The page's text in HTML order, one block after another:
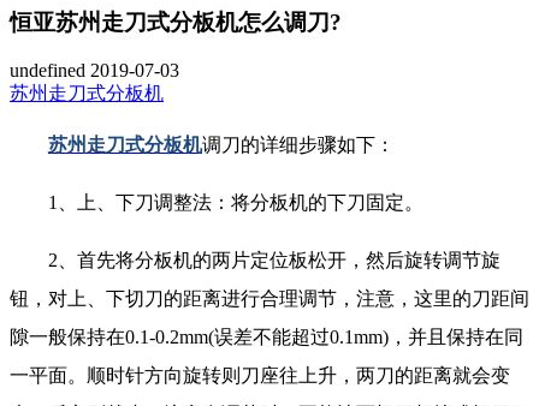
恒亚苏州走刀式分板机怎么调刀?
undefined 2019-07-03
苏州走刀式分板机
苏州走刀式分板机调刀的详细步骤如下：
1、上、下刀调整法：将分板机的下刀固定。
2、首先将分板机的两片定位板松开，然后旋转调节旋
钮，对上、下切刀的距离进行合理调节，注意，这里的刀距间
隙一般保持在0.1-0.2mm(误差不能超过0.1mm)，并且保持在同
一平面。顺时针方向旋转则刀座往上升，两刀的距离就会变